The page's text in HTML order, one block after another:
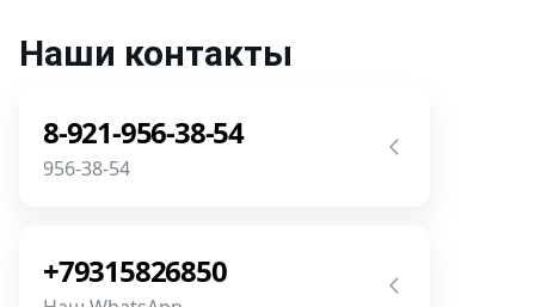
Наши контакты
8-921-956-38-54
956-38-54
роботов и автоответчиков!
+79315826850